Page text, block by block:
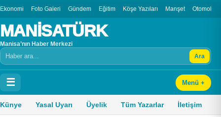
Ekonomi Foto Galeri Gündem Eğitim Köşe Yazıları Manşet Otomobil
MANİSATÜRK
Manisa’nın Haber Merkezi
Arama Ara
☰ Menü +
Künye Yasal Uyarı Üyelik Tüm Yazarlar İletişim